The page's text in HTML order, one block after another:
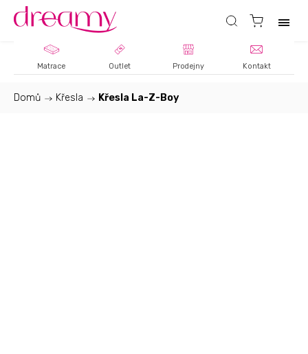
Matrace Outlet Prodejny Kontakt
Domů / Křesla / Křesla La-Z-Boy